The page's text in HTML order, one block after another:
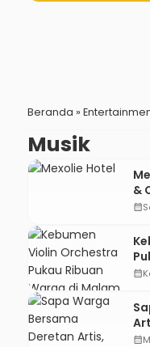
Beranda »
Musik
&
calendar_month
calendar_month
calendar_month